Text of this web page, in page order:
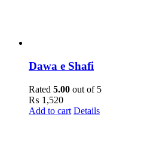
Dawa e Shafi
Rated 5.00 out of 5
₨ 1,520
Add to cart Details